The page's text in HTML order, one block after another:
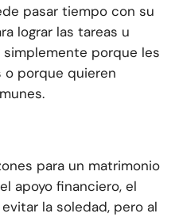
pasar tiempo con su
lograr las tareas u
porque les
porque quieren
para un matrimonio
apoyo financiero, el
la soledad, pero al